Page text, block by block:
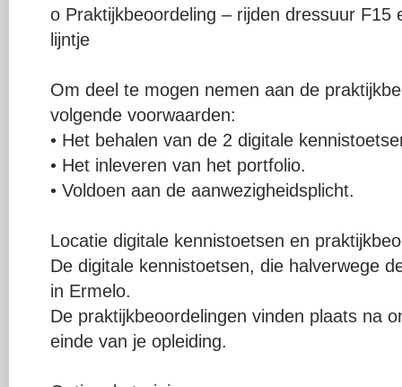
o Praktijkbeoordeling – rijden dressuur F15
lijntje
Om deel te mogen nemen aan de
volgende voorwaarden:
• Het behalen van de 2 digitale
• Het inleveren van het portfolio.
• Voldoen aan de aanwezigheidsplicht.
Locatie digitale kennistoetsen en
De digitale kennistoetsen, die halverwege
in Ermelo.
De praktijkbeoordelingen vinden plaats na
einde van je opleiding.